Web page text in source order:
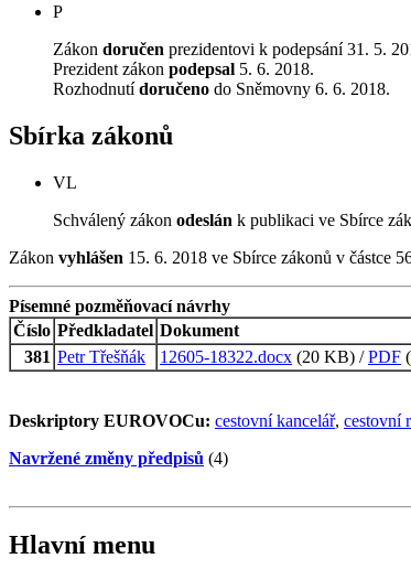
P
Zákon doručen prezidentovi k podepsání 31. 5.
Prezident zákon podepsal 5. 6. 2018.
Rozhodnutídoručeno do Sněmovny 6. 6. 2018.
Sbírka zákonů
VL
Schválený zákon odeslán k publikaci ve Sbírce
Zákon vyhlášen 15. 6. 2018 ve Sbírce zákonů v částce
Písemné pozměňovací návrhy
Číslo Předkladatel Dokument
381 Petr Třešňák 12605-18322.docx (20 KB) /PDF
Deskriptory EUROVOCu: cestovní kancelář, cestovní
Navržené změny předpisů (4)
Hlavní menu